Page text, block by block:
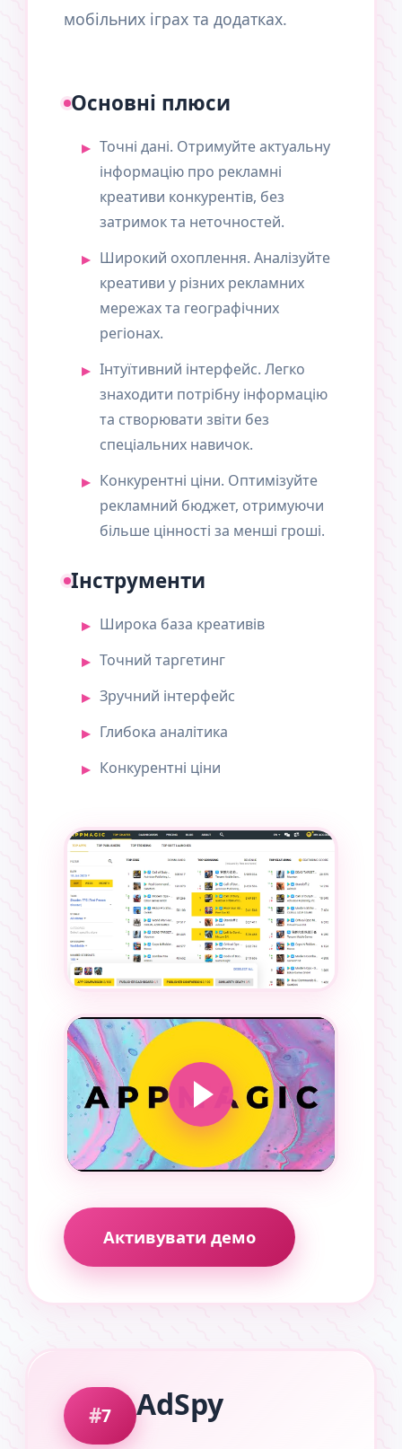
мобільних іграх та додатках.
Основні плюси
Точні дані. Отримуйте актуальну
інформацію про рекламні
креативи конкурентів, без
затримок та неточностей.
Широкий охоплення. Аналізуйте
креативи у різних рекламних
мережах та географічних
регіонах.
Інтуїтивний інтерфейс. Легко
знаходити потрібну інформацію
та створювати звіти без
спеціальних навичок.
Конкурентні ціни. Оптимізуйте
рекламний бюджет, отримуючи
більше цінності за менші гроші.
Інструменти
Широка база креативів
Точний таргетинг
Зручний інтерфейс
Глибока аналітика
Конкурентні ціни
Активувати демо
7 AdSpy